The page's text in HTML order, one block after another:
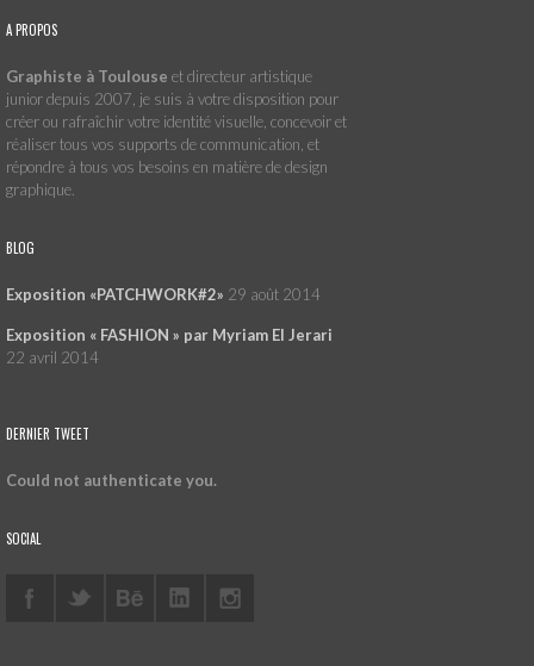
A PROPOS
Graphiste à Toulouse et directeur artistique
junior depuis 2007, je suis à votre disposition pour
créer ou rafraîchir votre identité visuelle, concevoir et
réaliser tous vos supports de communication, et
répondre à tous vos besoins en matière de design
graphique.
BLOG
Exposition «PATCHWORK#2» 29 août 2014
Exposition « FASHION » par Myriam El Jerari
22 avril 2014
DERNIER TWEET
Could not authenticate you.
SOCIAL